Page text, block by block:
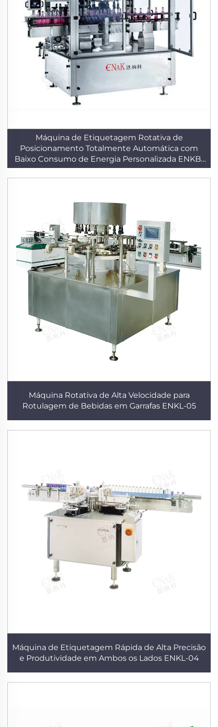
Máquina de Etiquetagem Rotativa de
Posicionamento Totalmente Automática com
Baixo Consumo de Energia Personalizada ENKB-
10
Máquina Rotativa de Alta Velocidade para
Rotulagem de Bebidas em Garrafas ENKL-05
Máquina de Etiquetagem Rápida de Alta Precisão
e Produtividade em Ambos os Lados ENKL-04